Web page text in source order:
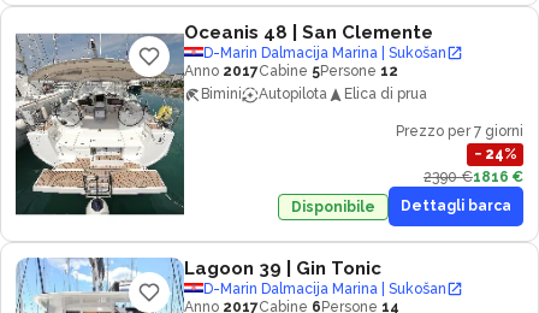
Oceanis 48 | San Clemente
D-Marin Dalmacija Marina | Sukošan
Anno 2017Cabine 5Persone 12
Bimini
Autopilota Elica di prua
Prezzo per 7 giorni
− 24%
2390 €1816 €
Disponibile
Dettagli barca
Lagoon 39 | Gin Tonic
D-Marin Dalmacija Marina | Sukošan
Anno 2017Cabine 6 Persone 14